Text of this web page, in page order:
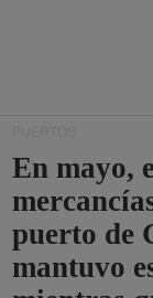
En mayo,
puerto de
mantuvo